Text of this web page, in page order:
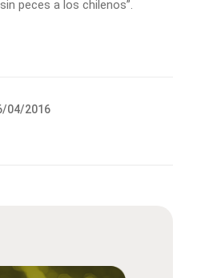
peces a los chilenos”.
04/2016